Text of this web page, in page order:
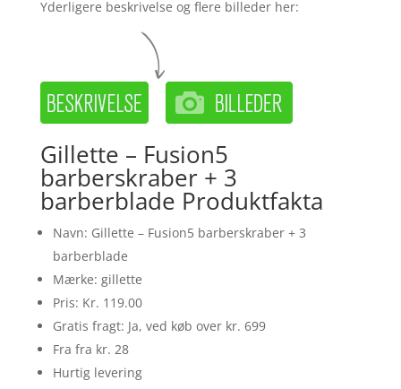
Yderligere beskrivelse og flere billeder her:
Gillette – Fusion5
barberskraber + 3
barberblade Produktfakta
Navn: Gillette – Fusion5 barberskraber + 3
barberblade
Mærke: gillette
Pris: Kr. 119.00
Gratis fragt: Ja, ved køb over kr. 699
Fra fra kr. 28
Hurtig levering